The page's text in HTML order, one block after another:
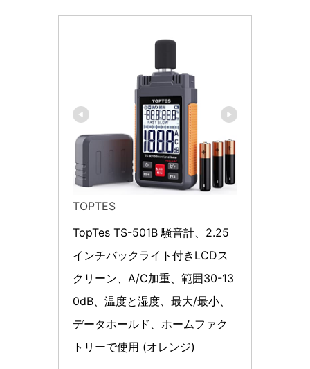
TOPTES
TopTes TS-501B 騒音計、2.25
インチバックライト付きLCDス
クリーン、A/C加重、範囲30-13
0dB、温度と湿度、最大/最小、
データホールド、ホームファク
トリーで使用 (オレンジ)